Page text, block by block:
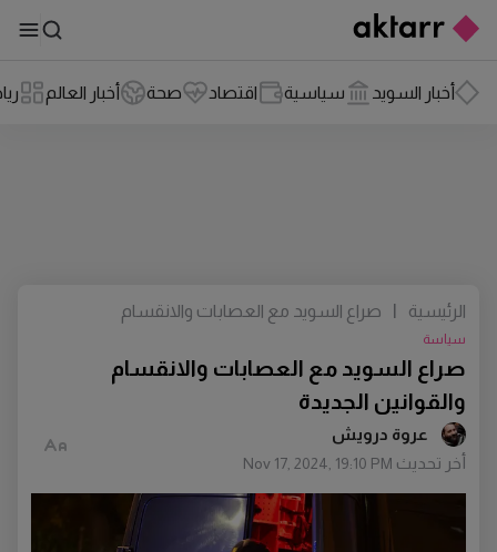
أخبار السويد سياسية اقتصاد صحة أخبار العالم
عروة درويش
أخر تحديث Nov 17, 2024, 19:10 PM
صراع السويد مع العصابات والانقسام
والقوانين الجديدة
سياسة
الرئيسية |
صراع السويد مع العصابات والانقسام